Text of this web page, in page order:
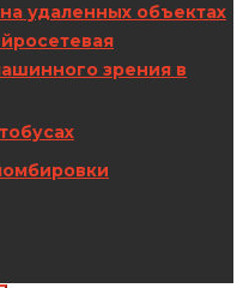
удаленных объектах
зрения в